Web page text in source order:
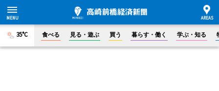
35°C 食べる 見る・遊ぶ 買う 暮らす・働く 学ぶ・知る